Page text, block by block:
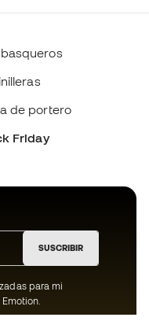
de portero
Friday
SUSCRIBIR
para mi